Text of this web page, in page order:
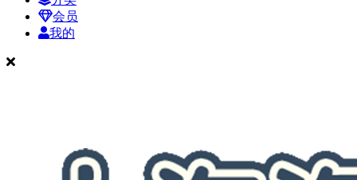
会员
我的